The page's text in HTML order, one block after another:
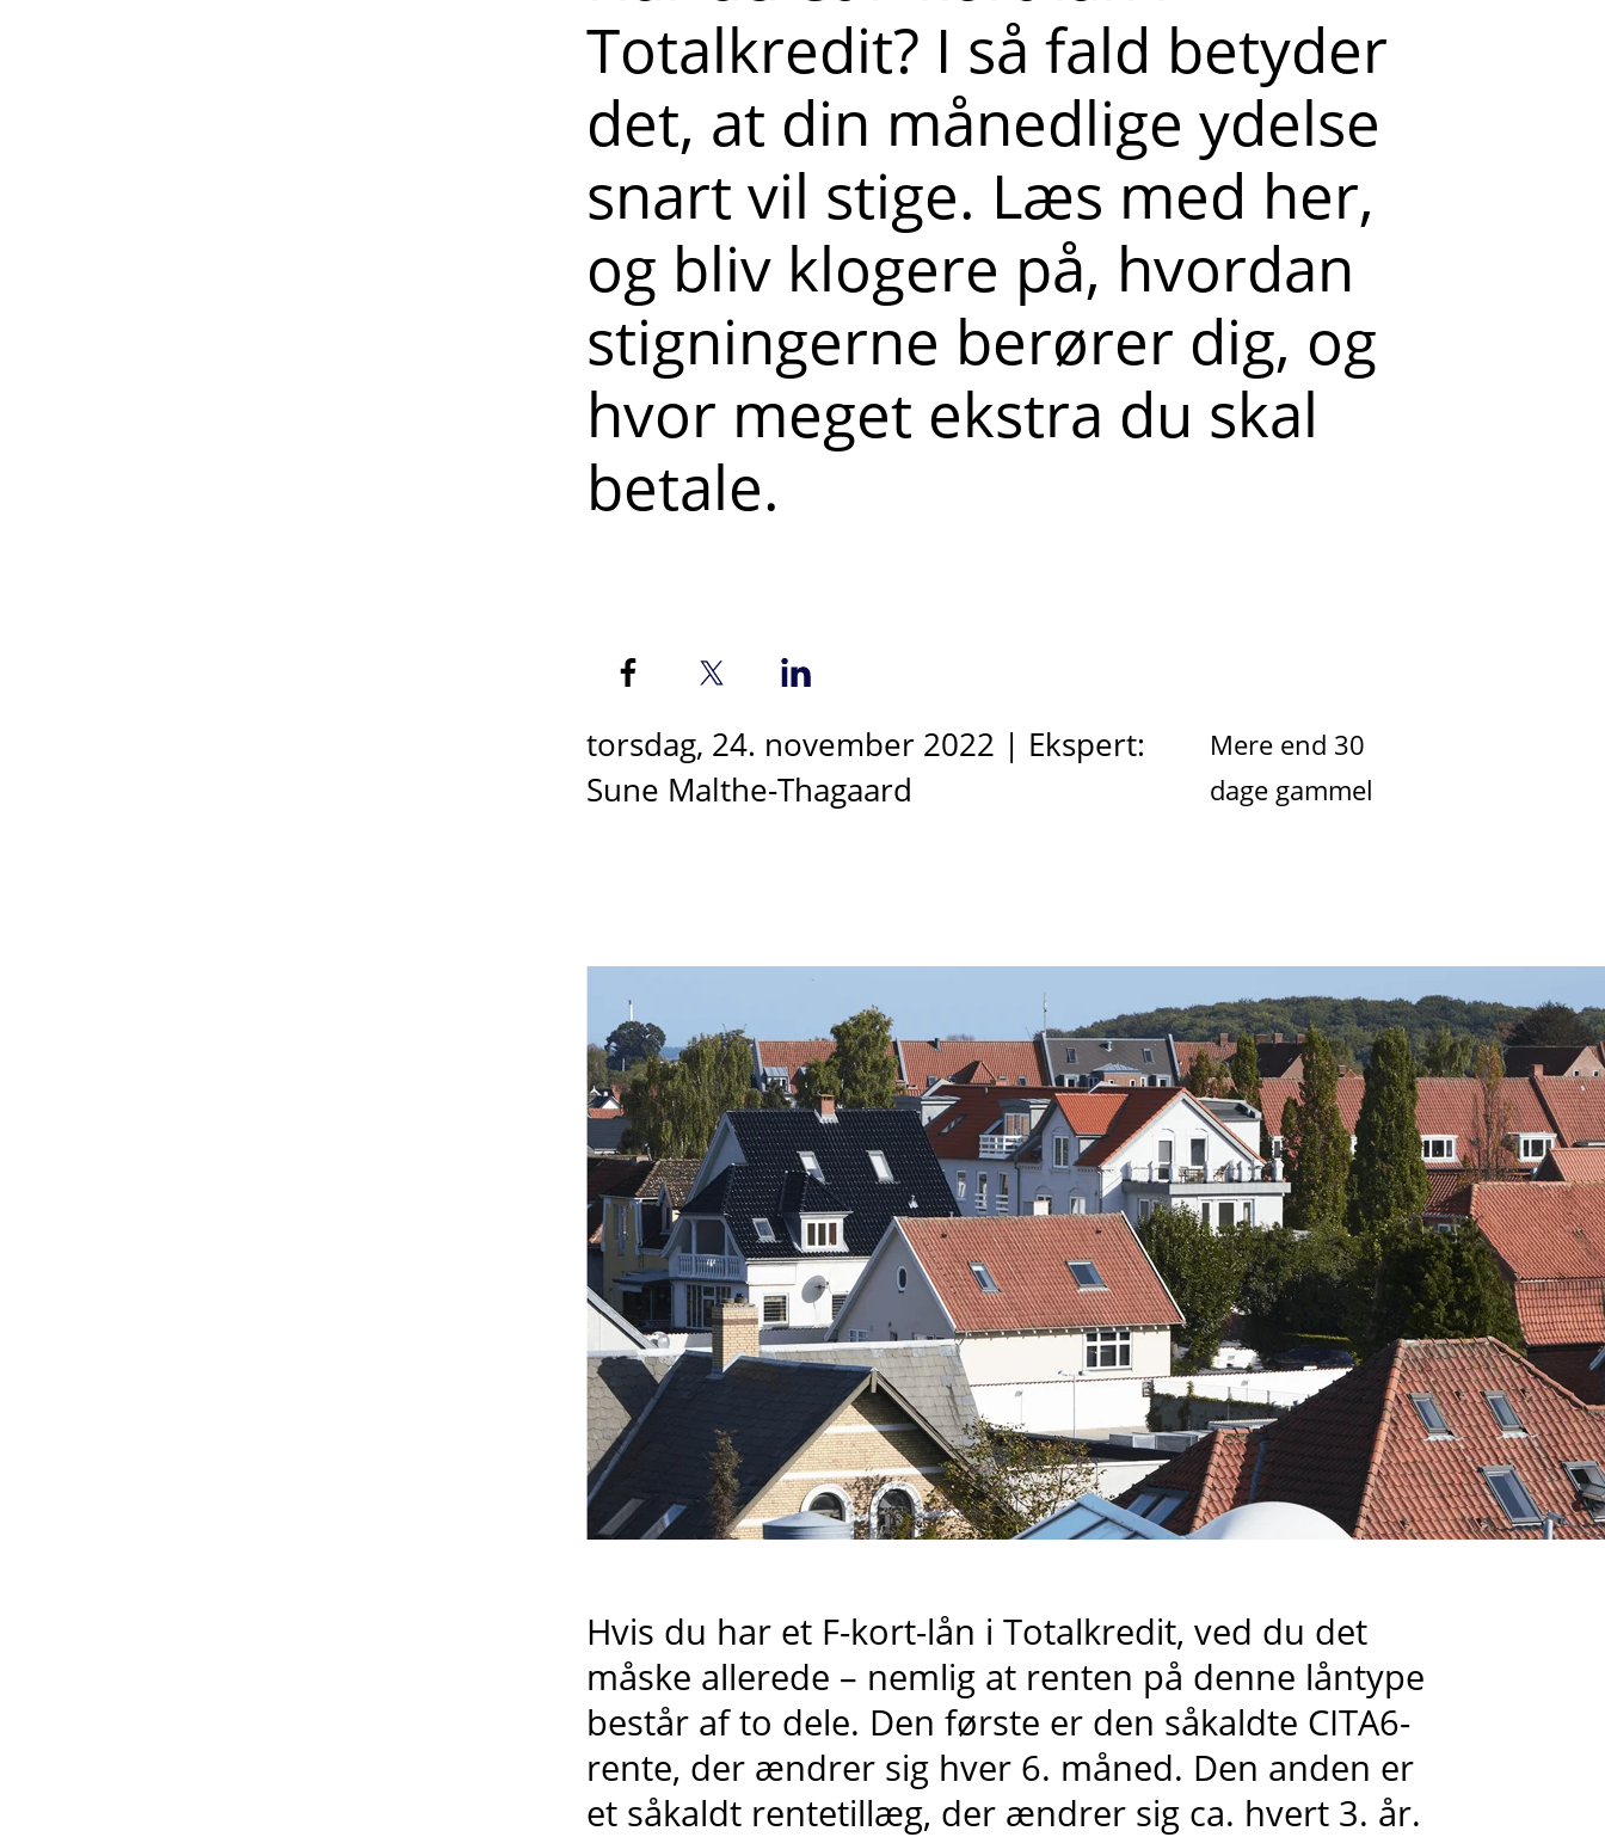
Totalkredit? I så fald betyder
det, at din månedlige ydelse
snart vil stige. Læs med her,
og bliv klogere på, hvordan
stigningerne berører dig, og
hvor meget ekstra du skal
betale.
torsdag, 24. november 2022 | Ekspert:
Sune Malthe-Thagaard
Mere end 30
dage gammel
Hvis du har et F-kort-lån i Totalkredit, ved du det
måske allerede – nemlig at renten på denne låntype
består af to dele. Den første er den såkaldte CITA6-
rente, der ændrer sig hver 6. måned. Den anden er
et såkaldt rentetillæg, der ændrer sig ca. hvert 3. år.